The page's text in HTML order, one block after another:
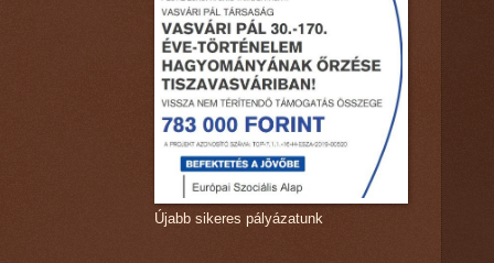
Újabb sikeres pályázatunk